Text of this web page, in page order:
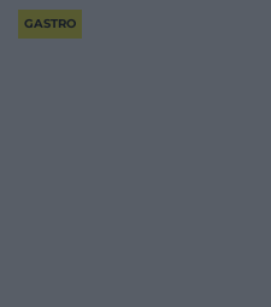
GASTRO